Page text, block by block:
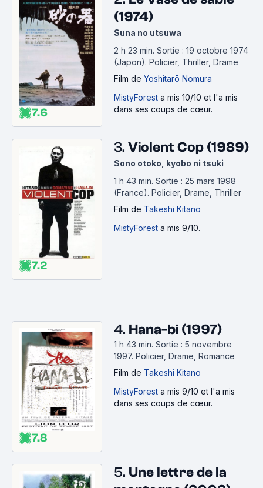
_japonais_des_annees_50/3346891
• 1960 :
https://www.senscritique.com/liste/les_meilleurs_films
_japonais_des_annees_60/3346898
• 1970 :
https://www.senscritique.com/liste/les_meilleurs_films
_japonais_des_annees_70/3346909
• 1980 :
https://www.senscritique.com/liste/les_meilleurs_films
_japonais_des_annees_80/3346935
https://www.senscritique.com/liste/les_meilleurs_films
_japonais_des_annees_90/3346940
• 2000 :
https://www.senscritique.com/liste/les_meilleurs_films
_japonais_des_annees_2000/3346965
• 2010 :
https://www.senscritique.com/liste/les_meilleurs_films
_japonais_des_annees_2010/3346966
• 2020 :
• Autres listes sur le cinéma japonais •
• Films d'animation japonais vus :
https://www.senscritique.com/liste/Animation_japonai
se_Films/2095819
• Polars japonais :
https://www.senscritique.com/liste/polars_japonais/3
358570
• L'été dans le cinéma japonais :
https://www.senscritique.com/liste/natsu__l_ete_dans
_le_cinema_japonais/3236198
• Une année, un film japonais :
7.6
(1974)
Suna no utsuwa
2 h 23 min. Sortie : 19 octobre 1974
(Japon). Policier, Thriller, Drame
Film de Yoshitarō Nomura
MistyForest a mis 10/10 et l'a mis
dans ses coups de cœur.
7.2
3. Violent Cop (1989)
Sono otoko, kyobo ni tsuki
1 h 43 min. Sortie : 25 mars 1998
(France). Policier, Drame, Thriller
Film de Takeshi Kitano
MistyForest a mis 9/10.
7.8
4. Hana-bi (1997)
1 h 43 min. Sortie : 5 novembre
1997. Policier, Drame, Romance
Film de Takeshi Kitano
MistyForest a mis 9/10 et l'a mis
dans ses coups de cœur.
5. Une lettre de la